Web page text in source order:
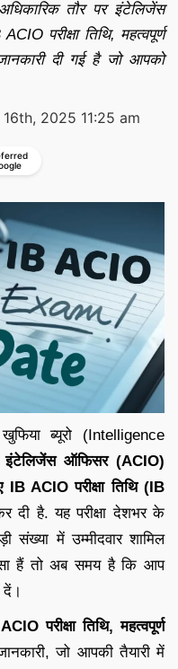
तौर पर इंटेलिजेंस
परीक्षा तिथि, महत्वपूर्ण
दी गई है जो आपको
2025 11:25 am
खुफिया ब्यूरो (Intelligence
ऑफिसर (ACIO)
IB ACIO परीक्षा तिथि (IB
दी है. यह परीक्षा देशभर के
संख्या में उम्मीदवार शामिल
हैं तो अब समय है कि आप
दें।
परीक्षा तिथि, महत्वपूर्ण
जो आपकी तैयारी में